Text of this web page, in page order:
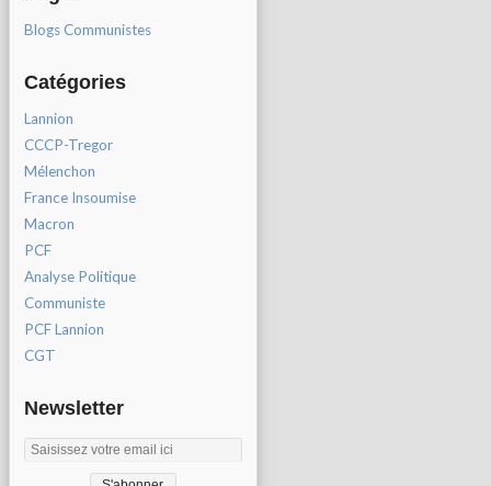
Blogs Communistes
Catégories
Lannion
CCCP-Tregor
Mélenchon
France Insoumise
Macron
PCF
Analyse Politique
Communiste
PCF Lannion
CGT
Newsletter